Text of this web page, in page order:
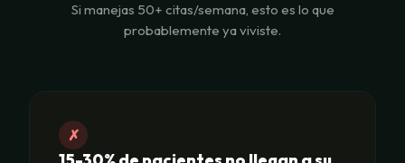
Si manejas 50+ citas/semana, esto es lo que
probablemente ya viviste.
✗